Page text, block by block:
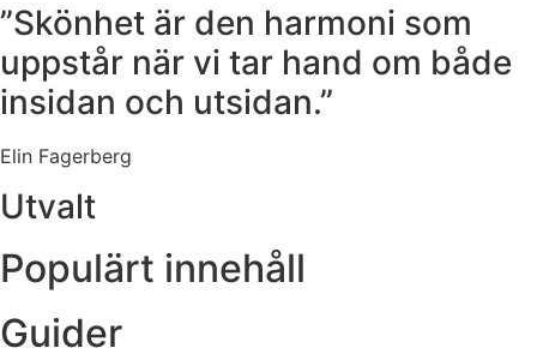
”Skönhet är den harmoni som
uppstår när vi tar hand om både
insidan och utsidan.”
Elin Fagerberg
Utvalt
Populärt innehåll
Guider